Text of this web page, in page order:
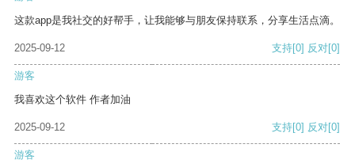
这款app是我社交的好帮手，让我能够与朋友保持联系，分享生活点滴。
2025-09-12 支持[0] 反对[0]
游客
我喜欢这个软件 作者加油
2025-09-12 支持[0] 反对[0]
游客